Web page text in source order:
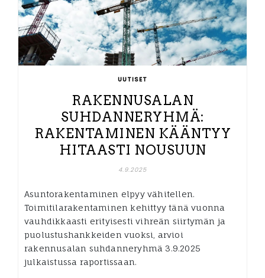
UUTISET
RAKENNUSALAN
SUHDANNERYHMÄ:
RAKENTAMINEN KÄÄNTYY
HITAASTI NOUSUUN
4.9.2025
Asuntorakentaminen elpyy vähitellen.
Toimitilarakentaminen kehittyy tänä vuonna
vauhdikkaasti erityisesti vihreän siirtymän ja
puolustushankkeiden vuoksi, arvioi
rakennusalan suhdanneryhmä 3.9.2025
julkaistussa raportissaan.